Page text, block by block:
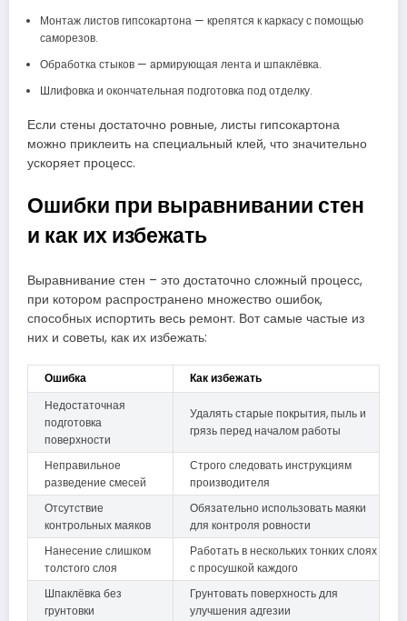
Монтаж листов гипсокартона — крепятся к каркасу с помощью
саморезов.
Обработка стыков — армирующая лента и шпаклёвка.
Шлифовка и окончательная подготовка под отделку.
Если стены достаточно ровные, листы гипсокартона
можно приклеить на специальный клей, что значительно
ускоряет процесс.
Ошибки при выравнивании стен
и как их избежать
Выравнивание стен – это достаточно сложный процесс,
при котором распространено множество ошибок,
способных испортить весь ремонт. Вот самые частые из
них и советы, как их избежать:
Ошибка
Как избежать
Недостаточная
подготовка
поверхности
Удалять старые покрытия, пыль и
грязь перед началом работы
Неправильное
разведение смесей
Строго следовать инструкциям
производителя
Отсутствие
контрольных маяков
Обязательно использовать маяки
для контроля ровности
Нанесение слишком
толстого слоя
Работать в нескольких тонких слоях
с просушкой каждого
Шпаклёвка без
грунтовки
Грунтовать поверхность для
улучшения адгезии